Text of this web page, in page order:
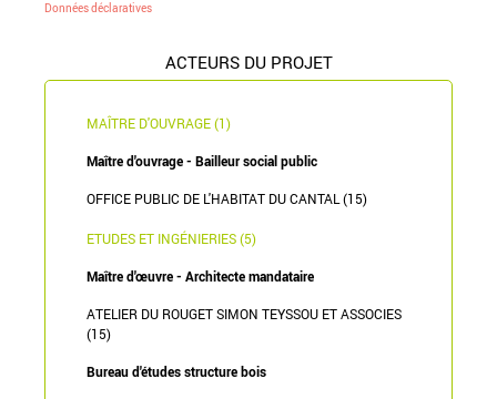
Données déclaratives
ACTEURS DU PROJET
MAÎTRE D'OUVRAGE (1)
Maître d'ouvrage - Bailleur social public
OFFICE PUBLIC DE L'HABITAT DU CANTAL (15)
ETUDES ET INGÉNIERIES (5)
Maître d'œuvre - Architecte mandataire
ATELIER DU ROUGET SIMON TEYSSOU ET ASSOCIES
(15)
Bureau d'études structure bois